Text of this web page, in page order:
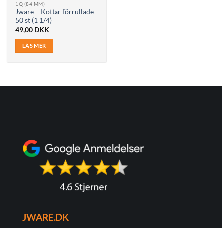
1Q (84 MM)
Jware – Kottar förrullade
50 st (1 1/4)
49,00 DKK
LÄS MER
JWARE.DK